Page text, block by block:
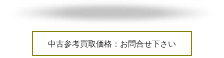
中古参考買取価格：お問合せ下さい